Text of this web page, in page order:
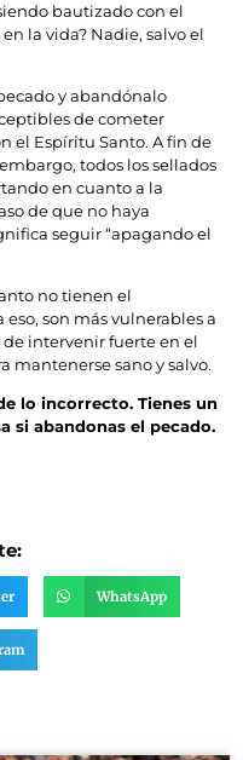
bautizado con el
la vida? Nadie, salvo el
y abandónalo
de cometer
el Espíritu Santo. A fin de
todos los sellados
en cuanto a la
de que no haya
seguir “apagando el
no tienen el
son más vulnerables a
de intervenir fuerte en el
mantenerse sano y salvo.
lo incorrecto. Tienes un
si abandonas el pecado.
WhatsApp